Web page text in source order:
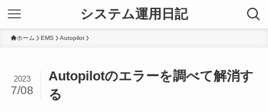
システム運用日記
ホーム EMS Autopilot
Autopilotのエラーを調べて解消す
る
2023
7/08